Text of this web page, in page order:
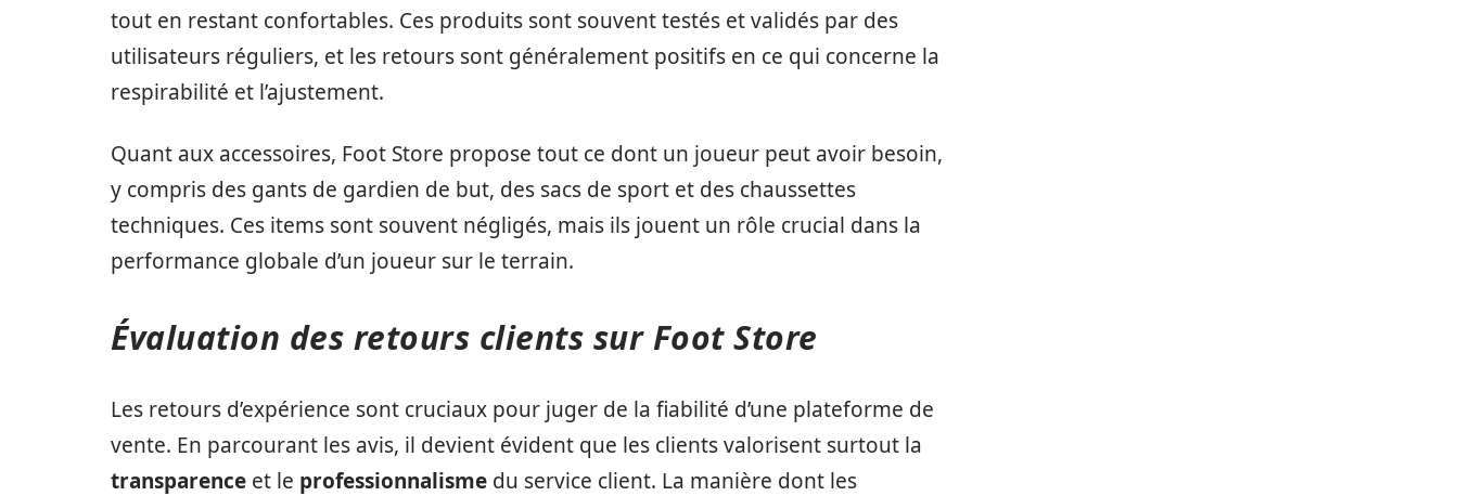
tout en restant confortables. Ces produits sont souvent testés et validés par des
utilisateurs réguliers, et les retours sont généralement positifs en ce qui concerne la
respirabilité et l’ajustement.
Quant aux accessoires, Foot Store propose tout ce dont un joueur peut avoir besoin,
y compris des gants de gardien de but, des sacs de sport et des chaussettes
techniques. Ces items sont souvent négligés, mais ils jouent un rôle crucial dans la
performance globale d’un joueur sur le terrain.
Évaluation des retours clients sur Foot Store
Les retours d’expérience sont cruciaux pour juger de la fiabilité d’une plateforme de
vente. En parcourant les avis, il devient évident que les clients valorisent surtout la
transparence et le professionnalisme du service client. La manière dont les